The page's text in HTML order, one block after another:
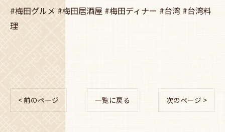
#梅田グルメ #梅田居酒屋 #梅田ディナー #台湾 #台湾料
理
< 前のページ 一覧に戻る 次のページ >